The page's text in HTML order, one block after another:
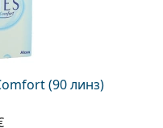
(90 линз)